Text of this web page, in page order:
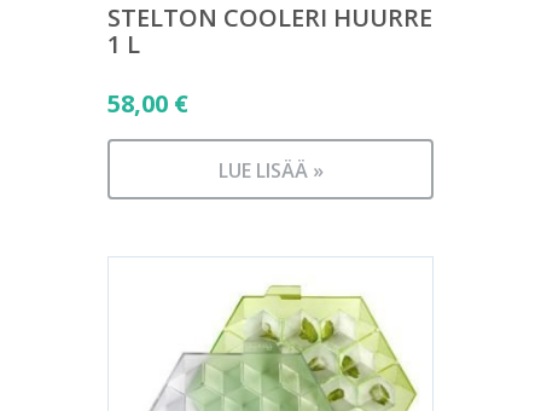
STELTON COOLERI HUURRE
1 L
58,00 €
LUE LISÄÄ »